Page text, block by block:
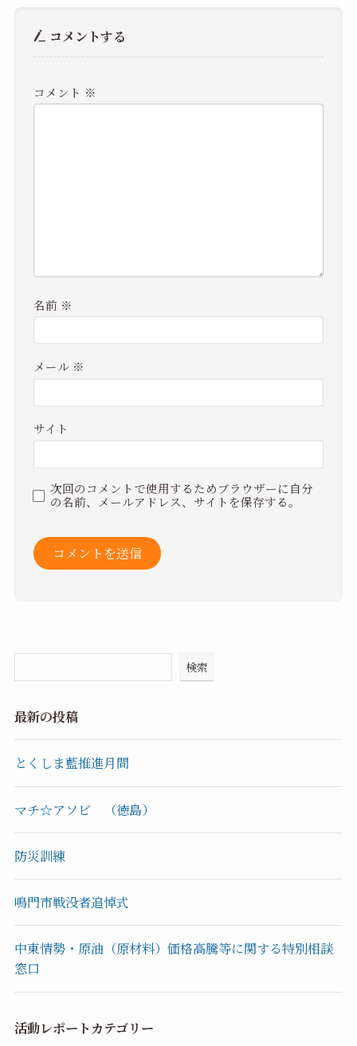
コメントする
コメント ※
名前 ※
メール ※
サイト
次回のコメントで使用するためブラウザーに自分
の名前、メールアドレス、サイトを保存する。
検索
最新の投稿
とくしま藍推進月間
マチ☆アソビ （徳島）
防災訓練
鳴門市戦没者追悼式
中東情勢・原油（原材料）価格高騰等に関する特別相談
窓口
活動レポートカテゴリー